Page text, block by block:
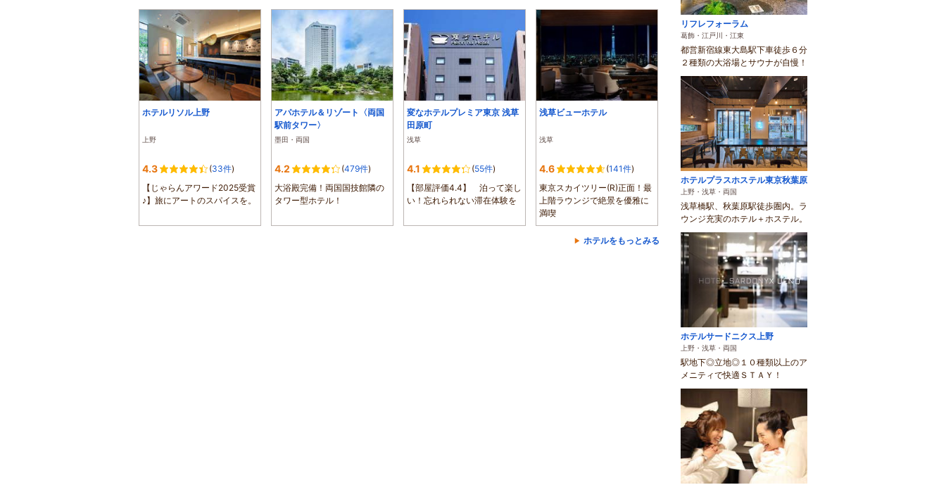
ホテルリソル上野
上野
4.3 (33件)
【じゃらんアワード2025受賞
♪】旅にアートのスパイスを。
アパホテル＆リゾート〈両国
駅前タワー〉
墨田・両国
4.2 (479件)
大浴殿完備！両国国技館隣の
タワー型ホテル！
変なホテルプレミア東京 浅草
田原町
浅草
4.1 (55件)
【部屋評価4.4】 泊って楽し
い！忘れられない滞在体験を
浅草ビューホテル
浅草
4.6 (141件)
東京スカイツリー(R)正面！最
上階ラウンジで絶景を優雅に
満喫
ホテルをもっとみる
リフレフォーラム
葛飾・江戸川・江東
都営新宿線東大島駅下車徒歩６分
２種類の大浴場とサウナが自慢！
ホテルプラスホステル東京秋葉原
上野・浅草・両国
浅草橋駅、秋葉原駅徒歩圏内。ラ
ウンジ充実のホテル＋ホステル。
ホテルサードニクス上野
上野・浅草・両国
駅地下◎立地◎１０種類以上のア
メニティで快適ＳＴＡＹ！